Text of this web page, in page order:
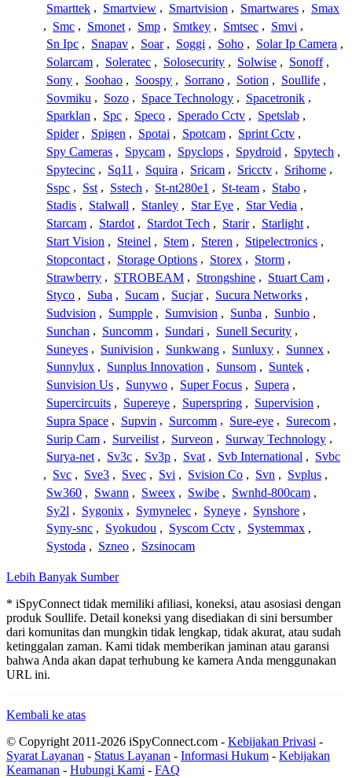
Smarttek , Smartview , Smartvision , Smartwares , Smax
, Smc , Smonet , Smp , Smtkey , Smtsec , Smvi ,
Sn Ipc , Snapav , Soar , Soggi , Soho , Solar Ip Camera ,
Solarcam , Soleratec , Solosecurity , Solwise , Sonoff ,
Sony , Soohao , Soospy , Sorrano , Sotion , Soullife ,
Sovmiku , Sozo , Space Technology , Spacetronik ,
Sparklan , Spc , Speco , Sperado Cctv , Spetslab ,
Spider , Spigen , Spotai , Spotcam , Sprint Cctv ,
Spy Cameras , Spycam , Spyclops , Spydroid , Spytech ,
Spytecinc , Sq11 , Squira , Sricam , Sricctv , Srihome ,
Sspc , Sst , Sstech , St-nt280e1 , St-team , Stabo ,
Stadis , Stalwall , Stanley , Star Eye , Star Vedia ,
Starcam , Stardot , Stardot Tech , Starir , Starlight ,
Start Vision , Steinel , Stem , Steren , Stipelectronics ,
Stopcontact , Storage Options , Storex , Storm ,
Strawberry , STROBEAM , Strongshine , Stuart Cam ,
Styco , Suba , Sucam , Sucjar , Sucura Networks ,
Sudvision , Sumpple , Sumvision , Sunba , Sunbio ,
Sunchan , Suncomm , Sundari , Sunell Security ,
Suneyes , Sunivision , Sunkwang , Sunluxy , Sunnex ,
Sunnylux , Sunplus Innovation , Sunsom , Suntek ,
Sunvision Us , Sunywo , Super Focus , Supera ,
Supercircuits , Supereye , Superspring , Supervision ,
Supra Space , Supvin , Surcomm , Sure-eye , Surecom ,
Surip Cam , Surveilist , Surveon , Surway Technology ,
Surya-net , Sv3c , Sv3p , Svat , Svb International , Svbc
, Svc , Sve3 , Svec , Svi , Svision Co , Svn , Svplus ,
Sw360 , Swann , Sweex , Swibe , Swnhd-800cam ,
Sy2l , Sygonix , Symynelec , Syneye , Synshore ,
Syny-snc , Syokudou , Syscom Cctv , Systemmax ,
Systoda , Szneo , Szsinocam
Lebih Banyak Sumber
* iSpyConnect tidak memiliki afiliasi, koneksi, atau asosiasi dengan
produk Soullife. Detail koneksi yang disediakan di sini bersumber
dari komunitas dan mungkin tidak lengkap, tidak akurat, atau sudah
ketinggalan zaman. Kami tidak memberikan jaminan atau garansi
bahwa Anda akan dapat terhubung ke kamera Anda menggunakan
URL ini.
Kembali ke atas
© Copyright 2011-2026 iSpyConnect.com - Kebijakan Privasi -
Syarat Layanan - Status Layanan - Informasi Hukum - Kebijakan
Keamanan - Hubungi Kami - FAQ